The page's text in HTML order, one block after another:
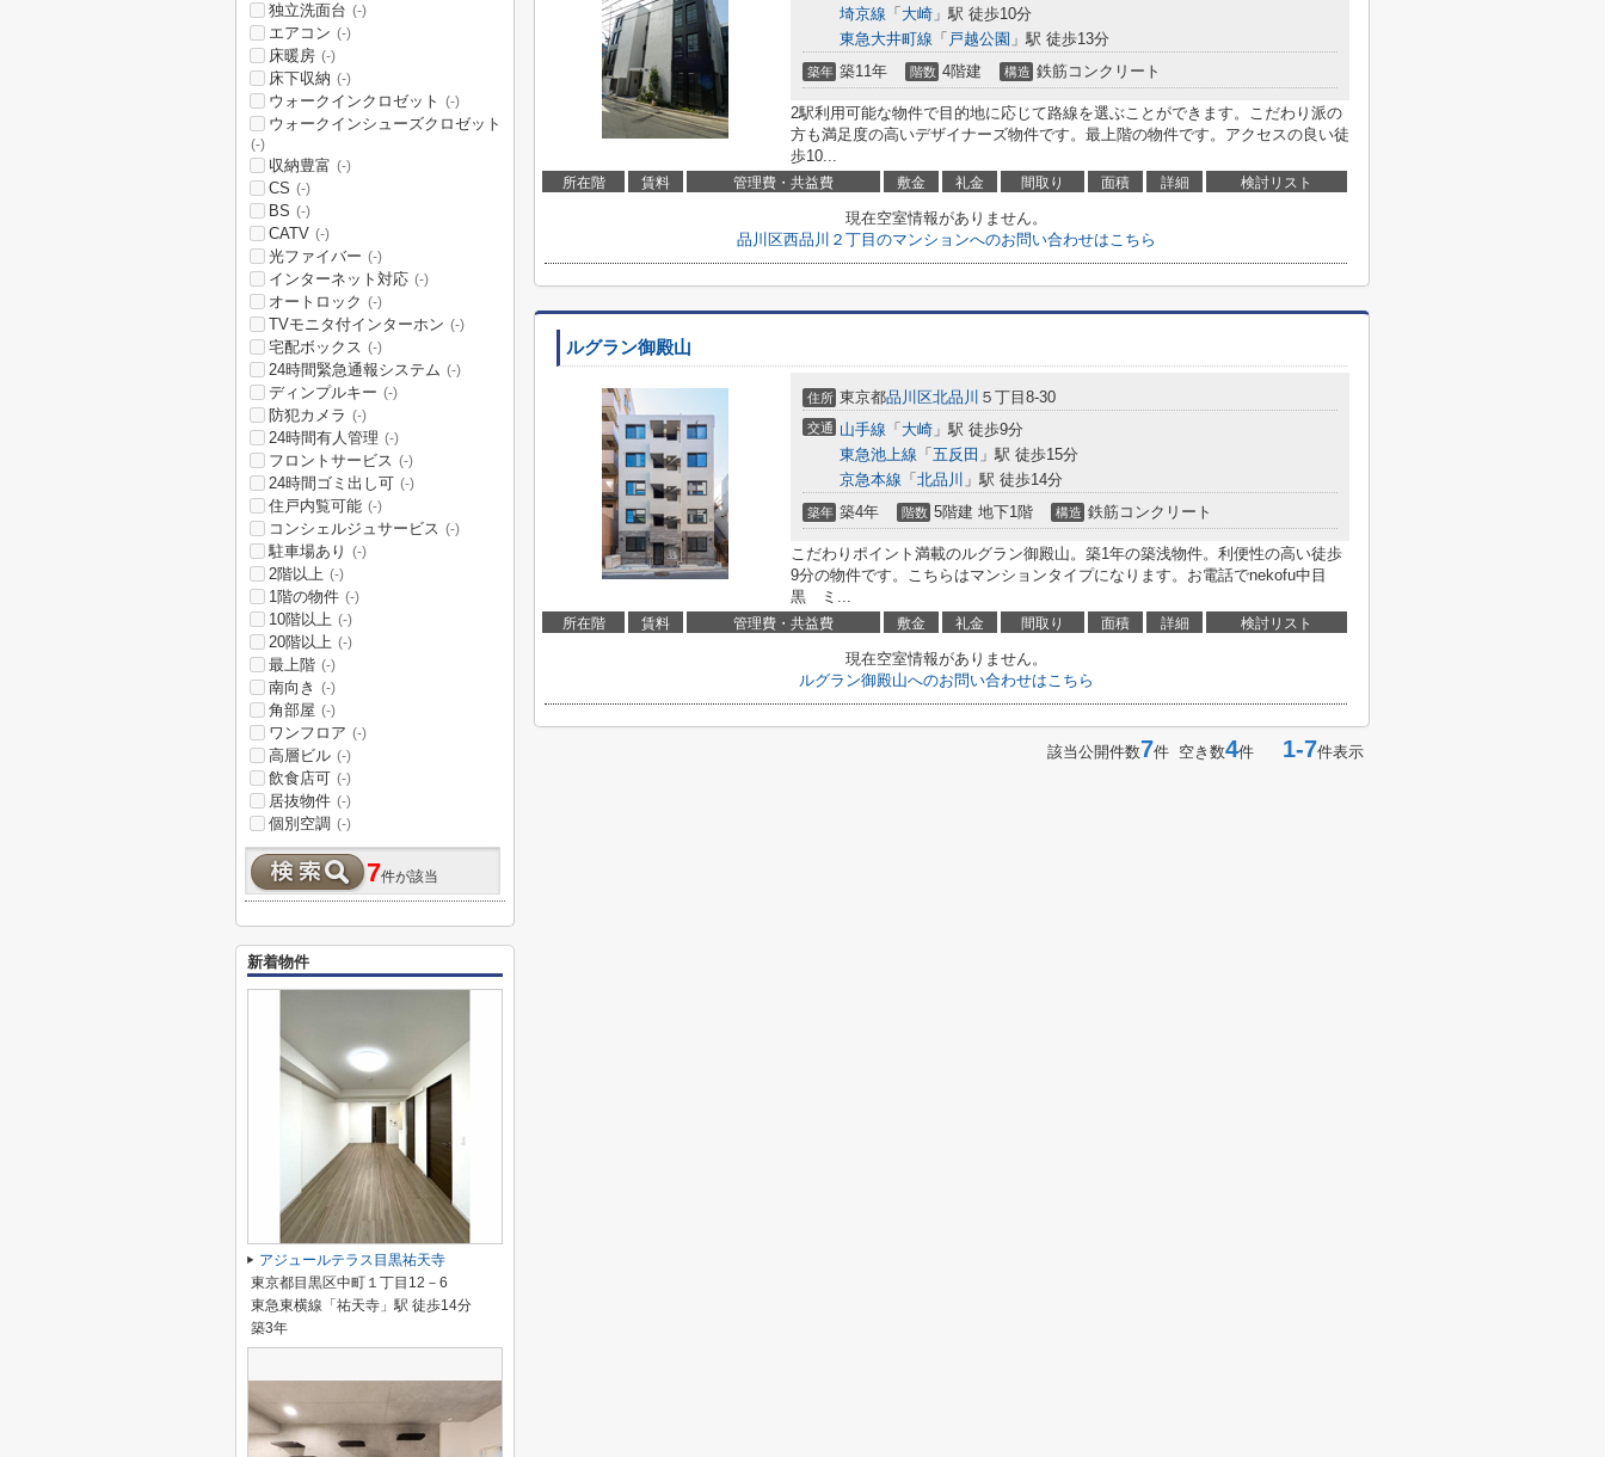
埼京線 「 大崎 」駅 徒歩10分
東急大井町線 「 戸越公園 」駅 徒歩13分
築年 築11年 階数 4階建 構造 鉄筋コンクリート
2駅利用可能な物件で目的地に応じて路線を選ぶことができます。こだわり派の
方も満足度の高いデザイナーズ物件です。最上階の物件です。アクセスの良い徒
歩10...
所在階 賃料 管理費・共益費 敷金 礼金 間取り 面積 詳細 検討リスト
現在空室情報がありません。
品川区西品川２丁目のマンションへのお問い合わせはこちら
ルグラン御殿山
住所 東京都品川区北品川 ５丁目8-30
交通 山手線 「 大崎 」駅 徒歩9分
東急池上線 「 五反田 」駅 徒歩15分
京急本線 「 北品川 」駅 徒歩14分
築年 築4年 階数 5階建 地下1階 構造 鉄筋コンクリート
こだわりポイント満載のルグラン御殿山。築1年の築浅物件。利便性の高い徒歩
9分の物件です。こちらはマンションタイプになります。お電話でnekofu中目
黒 ミ...
所在階 賃料 管理費・共益費 敷金 礼金 間取り 面積 詳細 検討リスト
現在空室情報がありません。
ルグラン御殿山へのお問い合わせはこちら
該当公開件数7件 空き数4件 1-7件表示
独立洗面台 (-)
エアコン (-)
床暖房 (-)
床下収納 (-)
ウォークインクロゼット (-)
ウォークインシューズクロゼット
(-)
収納豊富 (-)
CS (-)
BS (-)
CATV (-)
光ファイバー (-)
インターネット対応 (-)
オートロック (-)
TVモニタ付インターホン (-)
宅配ボックス (-)
24時間緊急通報システム (-)
ディンプルキー (-)
防犯カメラ (-)
24時間有人管理 (-)
フロントサービス (-)
24時間ゴミ出し可 (-)
住戸内覧可能 (-)
コンシェルジュサービス (-)
駐車場あり (-)
2階以上 (-)
1階の物件 (-)
10階以上 (-)
20階以上 (-)
最上階 (-)
南向き (-)
角部屋 (-)
ワンフロア (-)
高層ビル (-)
飲食店可 (-)
居抜物件 (-)
個別空調 (-)
7件が該当
新着物件
アジュールテラス目黒祐天寺
東京都目黒区中町１丁目12－6
東急東横線「祐天寺」駅 徒歩14分
築3年